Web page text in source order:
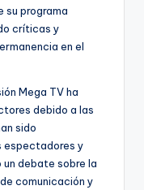
su programa
críticas y
en el
Mega TV ha
debido a las
sido
espectadores y
un debate sobre la
comunicación y